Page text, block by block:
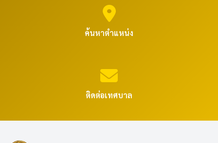
ค้นหาตำแหน่ง
ติดต่อเทศบาล